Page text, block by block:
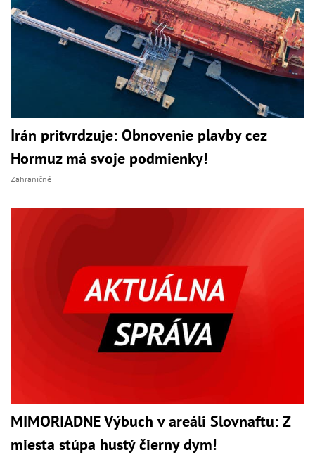
Irán pritvrdzuje: Obnovenie plavby cez
Hormuz má svoje podmienky!
Zahraničné
MIMORIADNE Výbuch v areáli Slovnaftu: Z
miesta stúpa hustý čierny dym!